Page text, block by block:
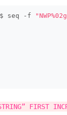
$ seq -f
FIRST